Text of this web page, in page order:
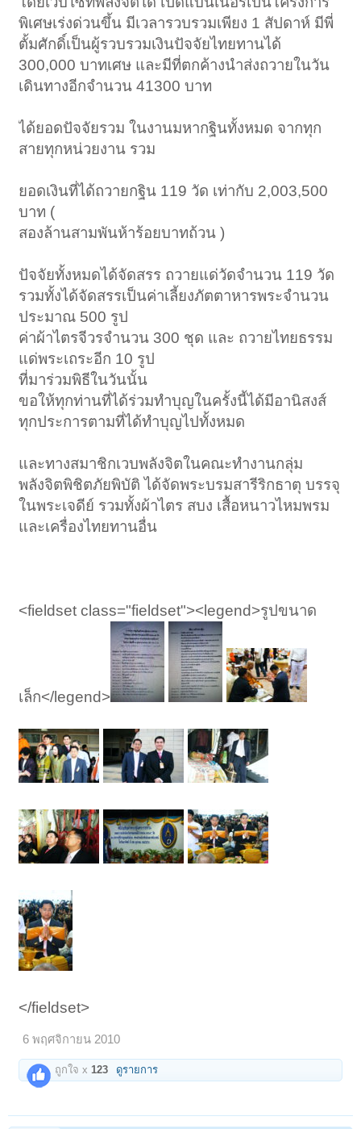
พิเศษเร่งด่วนขึ้น มีเวลารวบรวมเพียง 1 สัปดาห์ มีพี่
ตั้มศักดิ์เป็นผู้รวบรวมเงินปัจจัยไทยทานได้
300,000 บาทเศษ และมีที่ตกค้างนำส่งถวายในวัน
เดินทางอีกจำนวน 41300 บาท
ได้ยอดปัจจัยรวม ในงานมหากฐินทั้งหมด จากทุก
สายทุกหน่วยงาน รวม
ยอดเงินที่ได้ถวายกฐิน 119 วัด เท่ากับ 2,003,500
บาท (
สองล้านสามพันห้าร้อยบาทถ้วน )
ปัจจัยทั้งหมดได้จัดสรร ถวายแด่วัดจำนวน 119 วัด
รวมทั้งได้จัดสรรเป็นค่าเลี้ยงภัตตาหารพระจำนวน
ประมาณ 500 รูป
ค่าผ้าไตรจีวรจำนวน 300 ชุด และ ถวายไทยธรรม
แด่พระเถระอีก 10 รูป
ที่มาร่วมพิธีในวันนั้น
ขอให้ทุกท่านที่ได้ร่วมทำบุญในครั้งนี้ได้มีอานิสงส์
ทุกประการตามที่ได้ทำบุญไปทั้งหมด
และทางสมาชิกเวบพลังจิตในคณะทำงานกลุ่ม
พลังจิตพิชิตภัยพิบัติ ได้จัดพระบรมสารีริกธาตุ บรรจุ
ในพระเจดีย์ รวมทั้งผ้าไตร สบง เสื้อหนาวไหมพรม
และเครื่องไทยทานอื่น
<fieldset class="fieldset"><legend>รูปขนาด
เล็ก</legend>
</fieldset>
6 พฤศจิกายน 2010
ถูกใจ x 123 ดูรายการ